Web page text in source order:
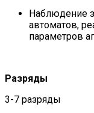
Наблюдение
автоматов,
параметров
Разряды
3-7 разряды